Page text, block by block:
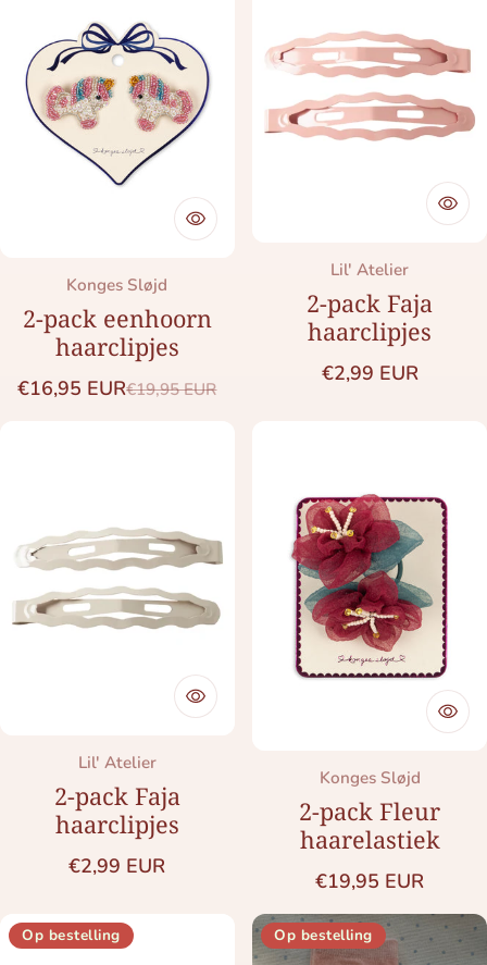
Merk:
Konges Sløjd
2-pack eenhoorn
haarclipjes
Saleprijs
€16,95 EURNormale prijs
€19,95 EUR
Merk:
Lil' Atelier
2-pack Faja
haarclipjes
Normale prijs
€2,99 EUR
Merk:
Lil' Atelier
2-pack Faja
haarclipjes
Normale prijs
€2,99 EUR
Merk:
Konges Sløjd
2-pack Fleur
haarelastiek
Normale prijs
€19,95 EUR
Op bestelling Op bestelling